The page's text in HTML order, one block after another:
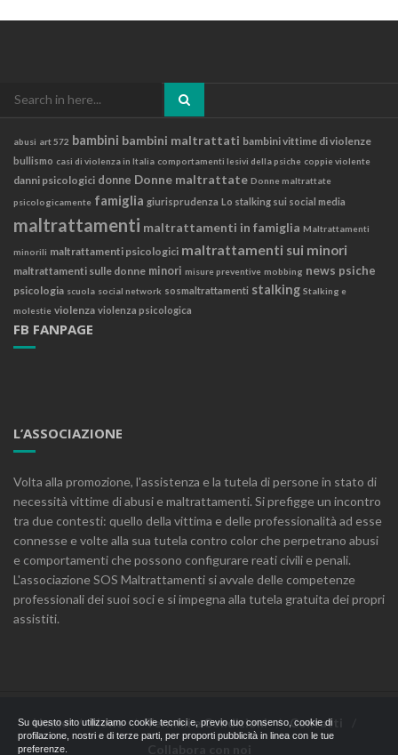
Search
abusi art 572 bambini bambini maltrattati bambini vittime di violenze
bullismo casi di violenza in Italia comportamenti lesivi della psiche coppie violente
danni psicologici donne Donne maltrattate Donne maltrattate
psicologicamente famiglia giurisprudenza Lo stalking sui social media
maltrattamenti maltrattamenti in famiglia Maltrattamenti
minorili maltrattamenti psicologici maltrattamenti sui minori
maltrattamenti sulle donne minori misure preventive mobbing news psiche
psicologia scuola social network sosmaltrattamenti stalking Stalking e
molestie violenza violenza psicologica
FB FANPAGE
L’ASSOCIAZIONE
Volta alla promozione, l'assistenza e la tutela di persone in stato di
necessità vittime di abusi e maltrattamenti. Si prefigge un incontro
tra due contesti: quello della vittima e delle professionalità ad esse
connesse e volte alla sua tutela contro color che perpetrano abusi
e comportamenti che possono configurare reati civili e penali.
L'associazione SOS Maltrattamenti si avvale delle competenze
professionali dei suoi soci e si impegna alla tutela gratuita dei propri
assistiti.
Home News Termini e Condizioni
Contatti
Su questo sito utilizziamo cookie tecnici e, previo tuo consenso, cookie di
profilazione, nostri e di terze parti, per proporti pubblicità in linea con le tue
preferenze.